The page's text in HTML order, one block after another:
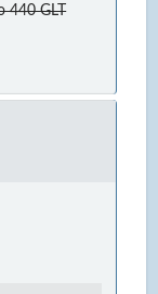
440 GLT